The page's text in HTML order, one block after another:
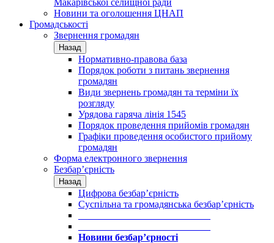
Макарівської селищної ради
Новини та оголошення ЦНАП
Громадськості
Звернення громадян
Назад
Нормативно-правова база
Порядок роботи з питань звернення
громадян
Види звернень громадян та терміни їх
розгляду
Урядова гаряча лінія 1545
Порядок проведення прийомів громадян
Графіки проведення особистого прийому
громадян
Форма електронного звернення
Безбар’єрність
Назад
Цифрова безбар’єрність
Суспільна та громадянська безбар’єрність
Новини безбар’єрності